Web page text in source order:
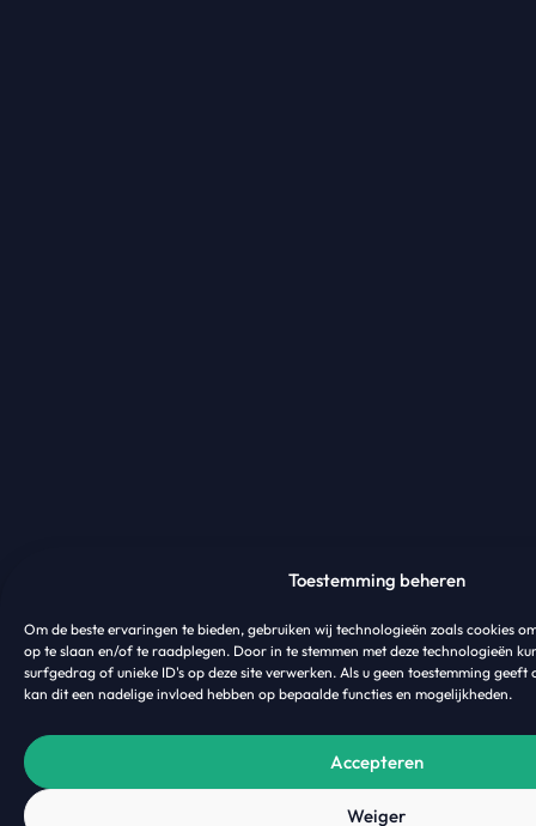
Toestemming beheren
Om de beste ervaringen te bieden, gebruiken wij technologieën zoals cookies
op te slaan en/of te raadplegen. Door in te stemmen met deze technologieën
surfgedrag of unieke ID's op deze site verwerken. Als u geen toestemming
kan dit een nadelige invloed hebben op bepaalde functies en mogelijkheden.
Accepteren
Weiger